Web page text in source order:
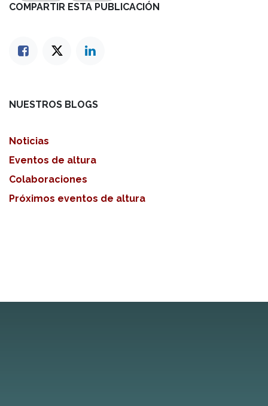
COMPARTIR ESTA PUBLICACIÓN
NUESTROS BLOGS
Noticias
Eventos de altura
Colaboraciones
Próximos eventos de altura